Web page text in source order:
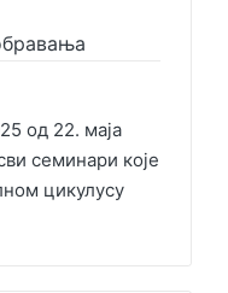
од 22. маја
семинари које
цикулусу